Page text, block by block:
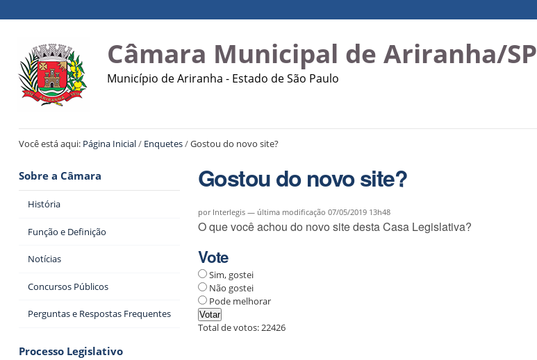
Câmara Municipal de Ariranha/SP
Município de Ariranha - Estado de São Paulo
Você está aqui: Página Inicial/ Enquetes/Gostou do novo site?
Sobre a Câmara
História
Função e Definição
Notícias
Concursos Públicos
Perguntas e Respostas Frequentes
Processo Legislativo
Gostou do novo site?
por Interlegis — última modificação 07/05/2019 13h48
O que você achou do novo site desta Casa Legislativa?
Vote
Sim, gostei
Não gostei
Pode melhorar
Total de votos:22426